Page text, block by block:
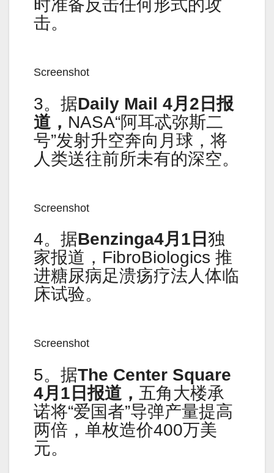
时准备反击任何形式的攻
击。
Screenshot
3。据Daily Mail 4月2日报
道， NASA“阿耳忒弥斯二
号”发射升空奔向月球，将
人类送往前所未有的深空。
Screenshot
4。据Benzinga4月1日 独
家报道，FibroBiologics 推
进糖尿病足溃疡疗法人体临
床试验。
Screenshot
5。据The Center Square
4月1日报道， 五角大楼承
诺将“爱国者”导弹产量提高
两倍，单枚造价400万美
元。